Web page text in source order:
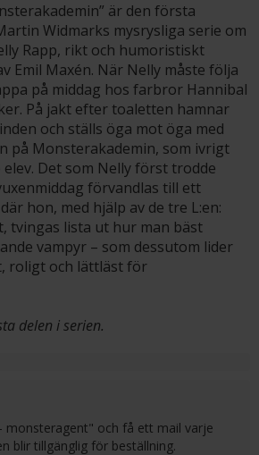
är den första
Widmarks mysrysliga serie om
Rapp, rikt och humoristiskt
Emil Maxén. När Nelly måste följa
på middag hos farbror Hannibal
På jakt efter toaletten hamnar
och ställs öga mot öga med
på Monsterakademin, som ivrigt
Det som Nelly först trodde
förvandlas till ett
hon, med hjälp av de tre L:en:
tvingas lista ut hur man bäst
vampyr – som dessutom lider
roligt och lättläst för
delen i serien.
monsteragent" och få ett mail varje
blir tillgänglig för beställning.